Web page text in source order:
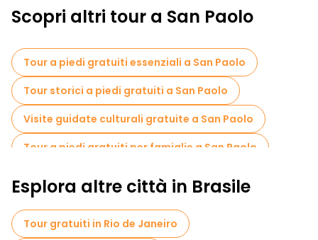
Scoprite Praça da Sé, Praça da República, il centro storico, il
barocco Pátio do Colégio, la Cattedrale di Sé, la via
perdersi il tour gastronomico gratuito che esplora questa città
di delizie gastronomiche, ristoranti gourmet, bistrot e ottimo
cibo di strada e include anche assaggi gratuiti di prelibatezze
locali.
Scopri altri tour a San Paolo
Tour a piedi gratuiti essenziali a San Paolo
Tour storici a piedi gratuiti a San Paolo
Visite guidate culturali gratuite a San Paolo
Tour a piedi gratuiti per famiglie a San Paolo
Attività sportive a San Paolo
Musei in San Paolo
Tour gastronomici a San Paolo
Esplora altre città in Brasile
Tour gratuiti in Rio de Janeiro